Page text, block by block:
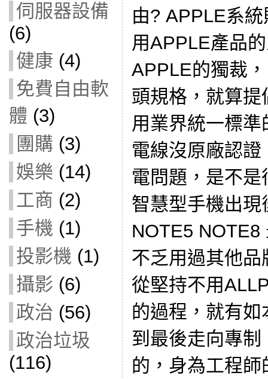
伺服器設備
(6)
健康 (4)
免費自由軟
體 (3)
團購 (3)
娛樂 (14)
工商 (2)
手機 (1)
投影機 (1)
攝影 (6)
政治 (56)
政治垃圾
(116)
由? APPLE系
用APPLE產品
APPLE的獨裁
頭規格，就算
用業界統一標
電線沒原廠認
電問題，是不
智慧型手機出
NOTE5
不乏用過其他
從堅持不用
的過程，就有
到最後走向專
的，身為工程